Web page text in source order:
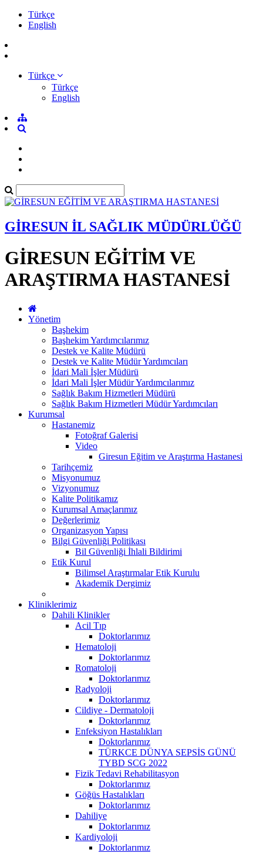
Türkçe
English
Türkçe
Türkçe
English
GİRESUN İL SAĞLIK MÜDÜRLÜĞÜ
GİRESUN EĞİTİM VE
ARAŞTIRMA HASTANESİ
Yönetim
Başhekim
Başhekim Yardımcılarımız
Destek ve Kalite Müdürü
Destek ve Kalite Müdür Yardımcıları
İdari Mali İşler Müdürü
İdari Mali İşler Müdür Yardımcılarımız
Sağlık Bakım Hizmetleri Müdürü
Sağlık Bakım Hizmetleri Müdür Yardımcıları
Kurumsal
Hastanemiz
Fotoğraf Galerisi
Video
Giresun Eğitim ve Araştırma Hastanesi
Tarihçemiz
Misyonumuz
Vizyonumuz
Kalite Politikamız
Kurumsal Amaçlarımız
Değerlerimiz
Organizasyon Yapısı
Bilgi Güvenliği Politikası
Bil Güvenliği İhlali Bildirimi
Etik Kurul
Bilimsel Araştırmalar Etik Kurulu
Akademik Dergimiz
Kliniklerimiz
Dahili Klinikler
Acil Tıp
Doktorlarımız
Hematoloji
Doktorlarımız
Romatoloji
Doktorlarımız
Radyoloji
Doktorlarımız
Cildiye - Dermatoloji
Doktorlarımız
Enfeksiyon Hastalıkları
Doktorlarımız
TÜRKCE DÜNYA SEPSİS GÜNÜ
TYBD SCG 2022
Fizik Tedavi Rehabilitasyon
Doktorlarımız
Göğüs Hastalıkları
Doktorlarımız
Dahiliye
Doktorlarımız
Kardiyoloji
Doktorlarımız